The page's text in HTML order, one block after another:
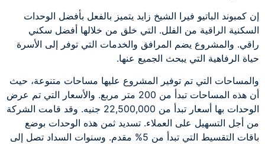
إن كمبوند الباتيو فيرا الشيخ زايد يتميز بالفعل بأفضل الوحدات
السكنية الراقية من الفلل. التي خلق من خلالها أفضل سكني
راقي. والمشروع يضم المرافق والخدمات التي توفر إلى الأسرة
حياة الرفاهية التي يبحث الجميع عنها.
والمساحات التي تم توفير المشروع عليها مساحات متنوعة، حيث
أن هذه المساحات تبدأ من 200 متر مربع. والأسعار التي تم عرض
الوحدات بها أسعار تبدأ من 22,500,000 جنيه. وقد قامت الشركة
من أجل التسهيل على العملاء. تسديد ثمن هذه الوحدات بوضع
باقات التقسيط التي تبدأ من 5% مقدم. وسنوات السداد تصل إلى